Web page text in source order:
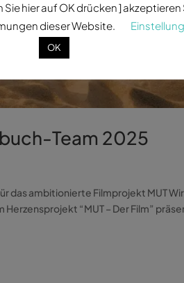
Team 2025
das ambitionierte Filmprojekt MUT
“MUT – Der Film”
hier auf OK drücken ] akzeptieren
dieser Website.
OK